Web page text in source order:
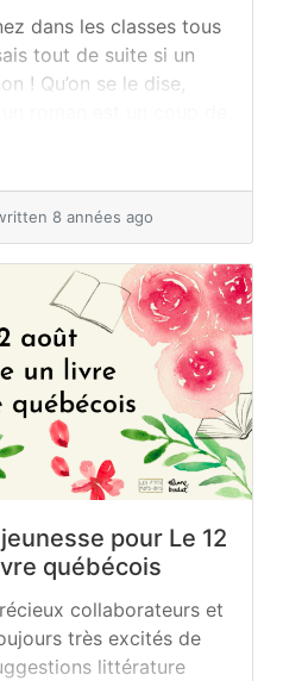
dans les classes tous
tout de suite si un
! Qu’on se le dise,
nous, si ça ne plaît
8 années ago
pour Le 12
québécois
collaborateurs et
très excités de
littérature